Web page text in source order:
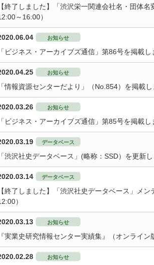
【終了しました】「渋沢栄一関連会社名・団体
～16:00）
お知らせ
「ビジネス・アーカイブズ通信」第86号を掲載し
お知らせ
「情報資源センターだより」（No.854）を掲載し
お知らせ
「ビジネス・アーカイブズ通信」第85号を掲載し
データベース
「渋沢社史データベース」(略称：SSD）を更新し
データベース
【終了しました】「渋沢社史データベース」メ
）
お知らせ
『実業史研究情報センター実績集』（オンライン
お知らせ